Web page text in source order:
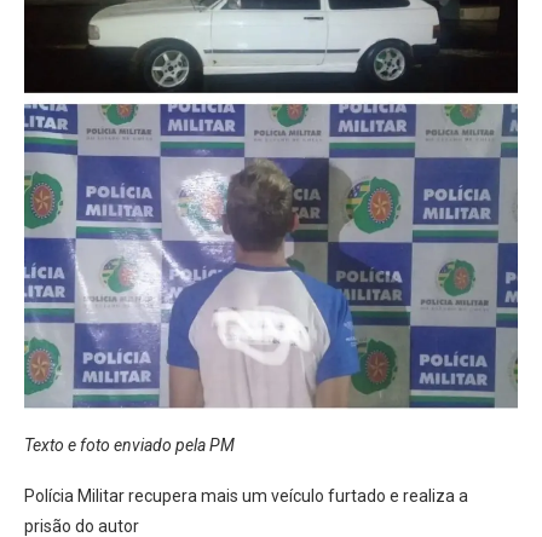
Texto e foto enviado pela PM
Polícia Militar recupera mais um veículo furtado e realiza a
prisão do autor